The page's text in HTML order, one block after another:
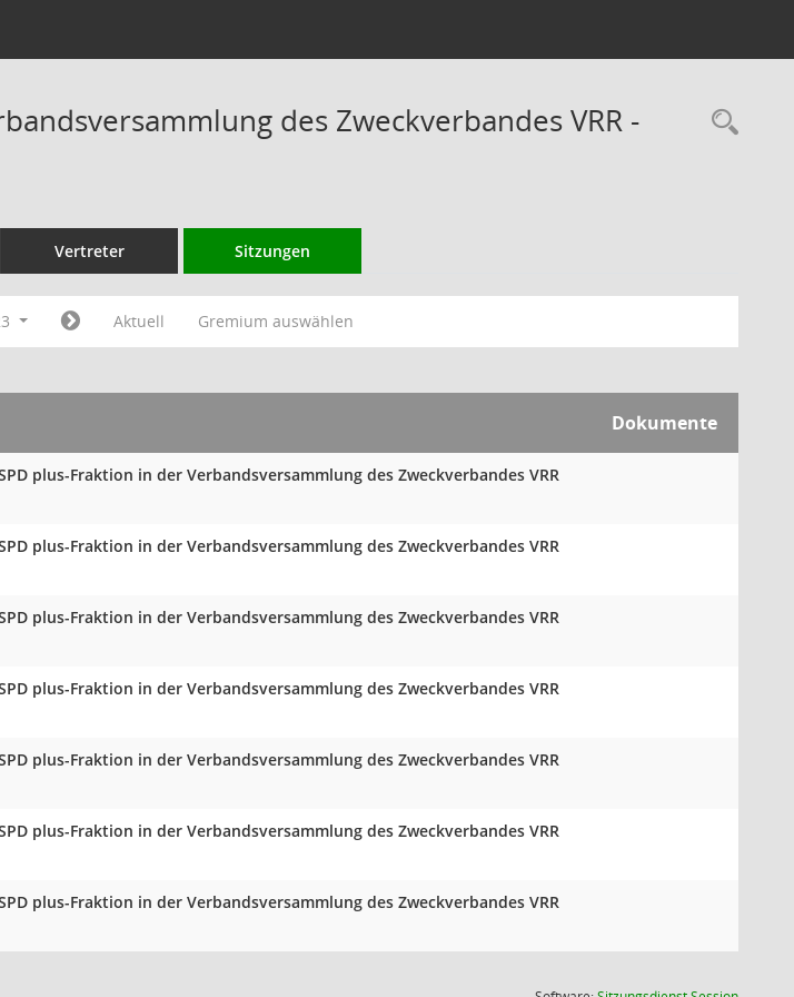
des Zweckverbandes VRR -
Vertreter Sitzungen
Aktuell Gremium auswählen
Dokumente
plus-Fraktion in der Verbandsversammlung des Zweckverbandes VRR
plus-Fraktion in der Verbandsversammlung des Zweckverbandes VRR
plus-Fraktion in der Verbandsversammlung des Zweckverbandes VRR
plus-Fraktion in der Verbandsversammlung des Zweckverbandes VRR
plus-Fraktion in der Verbandsversammlung des Zweckverbandes VRR
plus-Fraktion in der Verbandsversammlung des Zweckverbandes VRR
plus-Fraktion in der Verbandsversammlung des Zweckverbandes VRR